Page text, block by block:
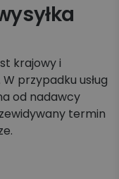
krajowy i
przypadku usług
od nadawcy
termin